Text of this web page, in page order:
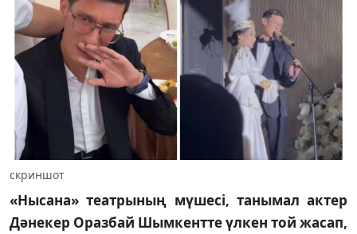
скриншот
«Нысана» театрының мүшесі, танымал актер
Дәнекер Оразбай Шымкентте үлкен той жасап,